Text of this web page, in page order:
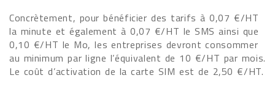
Concrètement, pour bénéficier des tarifs à 0,07 €/HT
la minute et également à 0,07 €/HT le SMS ainsi que
0,10 €/HT le Mo, les entreprises devront consommer
au minimum par ligne l’équivalent de 10 €/HT par mois.
Le coût d’activation de la carte SIM est de 2,50 €/HT.